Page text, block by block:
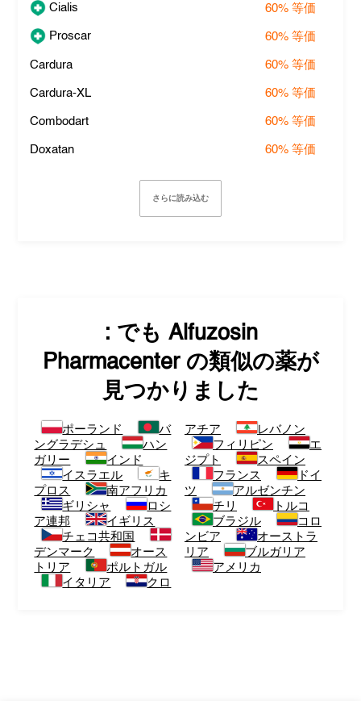
Cialis 60% 等価
Proscar 60% 等価
Cardura 60% 等価
Cardura-XL 60% 等価
Combodart 60% 等価
Doxatan 60% 等価
さらに読み込む
: でも Alfuzosin
Pharmacenterの類似の薬が
見つかりました
ポーランド
バ
ングラデシュ
ハン
ガリー
インド
イスラエル
キ
プロス
南アフリカ
ギリシャ
ロシ
ア連邦
イギリス
チェコ共和国
デンマーク
オース
トリア
ポルトガル
イタリア
クロ
アチア
レバノン
フィリピン
エ
ジプト
スペイン
フランス
ドイ
ツ
アルゼンチン
チリ
トルコ
ブラジル
コロ
ンビア
オーストラ
リア
ブルガリア
アメリカ